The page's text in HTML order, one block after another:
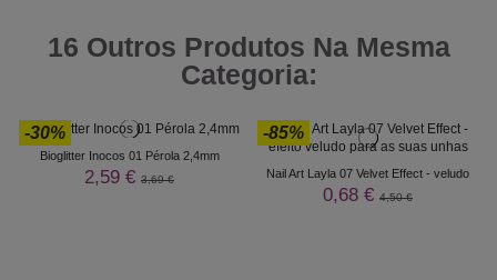
16 Outros Produtos Na Mesma
Categoria:
-30%
Bioglitter Inocos 01 Pérola 2,4mm
2,59 € 3,69 €
-85%
Nail Art Layla 07 Velvet Effect - veludo
0,68 € 4,50 €